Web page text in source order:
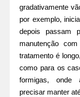
gradativamente
por exemplo,
depois passam
manutenção
tratamento é
como para os
formigas, onde
precisar manter